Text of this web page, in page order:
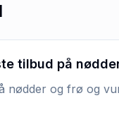
tilbud på
nødder og frø og